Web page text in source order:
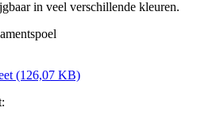
in veel verschillende kleuren.
(126,07 KB)